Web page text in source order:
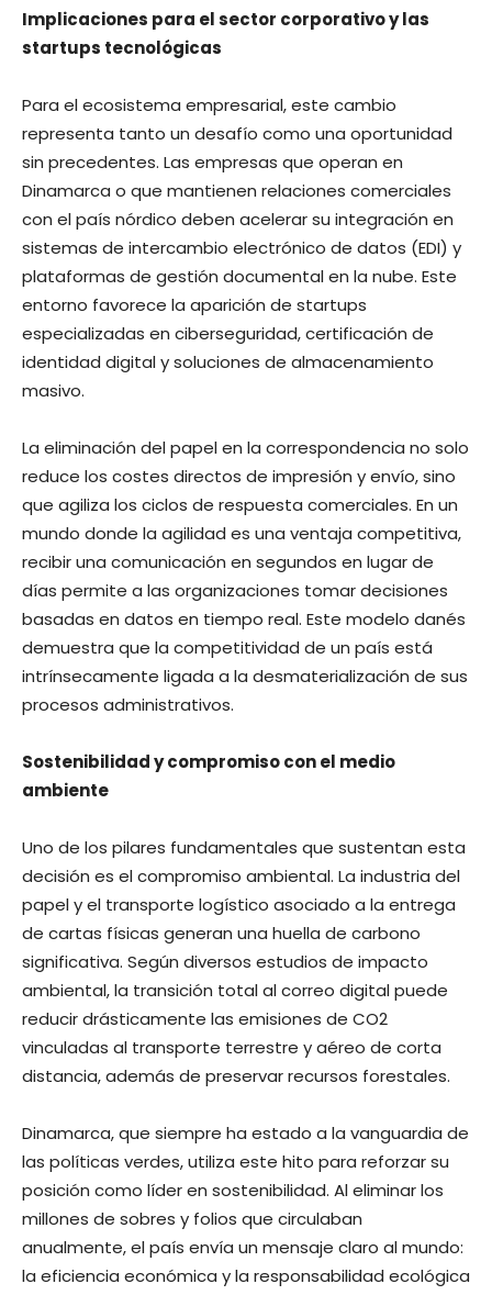
Implicaciones para el sector corporativo y las
startups tecnológicas
Para el ecosistema empresarial, este cambio
representa tanto un desafío como una oportunidad
sin precedentes. Las empresas que operan en
Dinamarca o que mantienen relaciones comerciales
con el país nórdico deben acelerar su integración en
sistemas de intercambio electrónico de datos (EDI) y
plataformas de gestión documental en la nube. Este
entorno favorece la aparición de startups
especializadas en ciberseguridad, certificación de
identidad digital y soluciones de almacenamiento
masivo.
La eliminación del papel en la correspondencia no solo
reduce los costes directos de impresión y envío, sino
que agiliza los ciclos de respuesta comerciales. En un
mundo donde la agilidad es una ventaja competitiva,
recibir una comunicación en segundos en lugar de
días permite a las organizaciones tomar decisiones
basadas en datos en tiempo real. Este modelo danés
demuestra que la competitividad de un país está
intrínsecamente ligada a la desmaterialización de sus
procesos administrativos.
Sostenibilidad y compromiso con el medio
ambiente
Uno de los pilares fundamentales que sustentan esta
decisión es el compromiso ambiental. La industria del
papel y el transporte logístico asociado a la entrega
de cartas físicas generan una huella de carbono
significativa. Según diversos estudios de impacto
ambiental, la transición total al correo digital puede
reducir drásticamente las emisiones de CO2
vinculadas al transporte terrestre y aéreo de corta
distancia, además de preservar recursos forestales.
Dinamarca, que siempre ha estado a la vanguardia de
las políticas verdes, utiliza este hito para reforzar su
posición como líder en sostenibilidad. Al eliminar los
millones de sobres y folios que circulaban
anualmente, el país envía un mensaje claro al mundo:
la eficiencia económica y la responsabilidad ecológica